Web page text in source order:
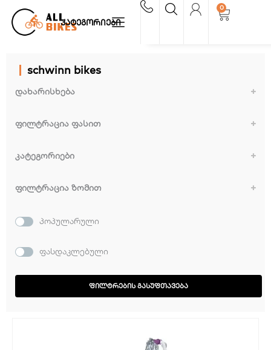
content
კატეგორიები
0
Cart
schwinn bikes
დახარისხება
ფილტრაცია ფასით
კატეგორიები
ფილტრაცია ზომით
პოპულარული
ფასდაკლებული
ᲤᲘᲚᲢᲠᲔᲑᲘᲡ ᲒᲐᲡᲣᲤᲗᲐᲕᲔᲑᲐ